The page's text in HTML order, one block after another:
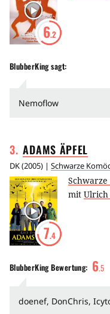
6.2
BlubberKingsagt:
Nemoflow
3. ADAMS ÄPFEL
DK(2005) | Schwarze
7.4
mit Ulrich
BlubberKingBewertung: 6.5
doenef, DonChris,